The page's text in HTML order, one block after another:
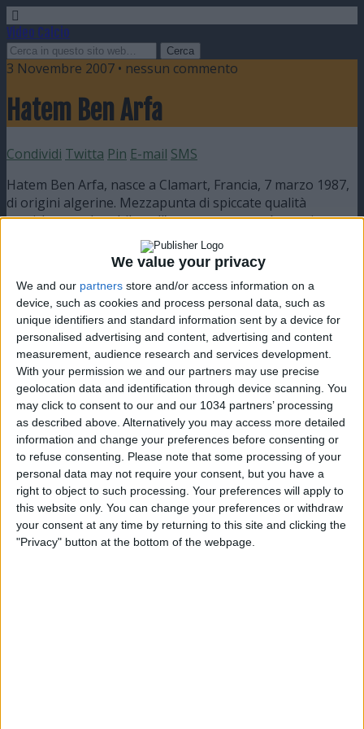
We value your privacy
We and our partners store and/or access information on a
device, such as cookies and process personal data, such as
unique identifiers and standard information sent by a device for
personalised advertising and content, advertising and content
measurement, audience research and services development.
With your permission we and our partners may use precise
geolocation data and identification through device scanning. You
may click to consent to our and our 1034 partners’ processing
as described above. Alternatively you may access more detailed
information and change your preferences before consenting or
to refuse consenting.
Please note that some processing of your
personal data may not require your consent, but you have a
right to object to such processing. Your preferences will apply to
this website only. You can change your preferences or withdraw
your consent at any time by returning to this site and clicking the
"Privacy" button at the bottom of the webpage.
Video Calcio
3 Novembre 2007 • nessun commento
Hatem Ben Arfa
Condividi Twitta Pin E-mail SMS
Hatem Ben Arfa, nasce a Clamart, Francia, 7 marzo 1987,
di origini algerine. Mezzapunta di spiccate qualità
tecniche e molto abile nell’uno contro uno, è cresciuto
nelle giovanili del prestigioso Olympique Lyonnais ed è
diventato ben presto uno dei giovani più promettenti del
calcio francese e titolare inamovibile della Francia Under
21. Il suo talento era già visibile fin da giovanissimo ma
l’esser cresciuto in questi anni affianco a calciatori del
calibro di Florent Malouda, Juninho Pernambucano e
Sidney Govou lo ha fatto maturare in pochissimo tempo.